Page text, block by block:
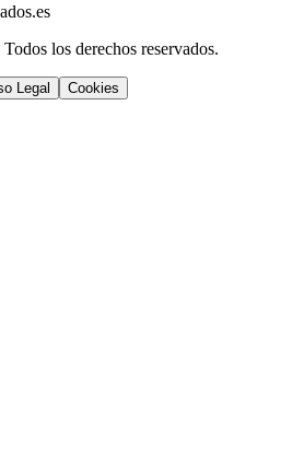
los derechos reservados.
Legal Cookies